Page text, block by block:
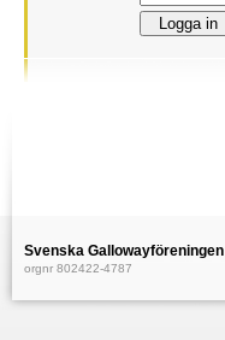
Svenska Gallowayföreningen
orgnr 802422-4787